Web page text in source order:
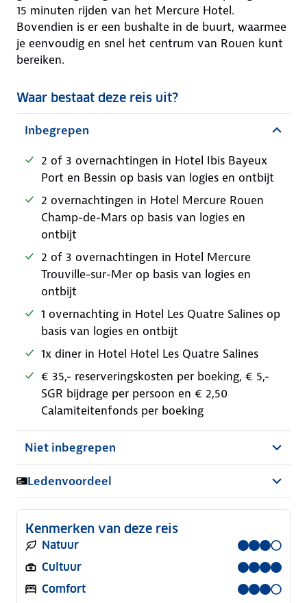
15 minuten rijden van het Mercure Hotel.
Bovendien is er een bushalte in de buurt, waarmee
je eenvoudig en snel het centrum van Rouen kunt
bereiken.
Waar bestaat deze reis uit?
Inbegrepen
2 of 3 overnachtingen in Hotel Ibis Bayeux
Port en Bessin op basis van logies en ontbijt
2 overnachtingen in Hotel Mercure Rouen
Champ-de-Mars op basis van logies en
ontbijt
2 of 3 overnachtingen in Hotel Mercure
Trouville-sur-Mer op basis van logies en
ontbijt
1 overnachting in Hotel Les Quatre Salines op
basis van logies en ontbijt
1x diner in Hotel Hotel Les Quatre Salines
€ 35,- reserveringskosten per boeking, € 5,-
SGR bijdrage per persoon en € 2,50
Calamiteitenfonds per boeking
Niet inbegrepen
Ledenvoordeel
Kenmerken van deze reis
Natuur
Cultuur
Comfort